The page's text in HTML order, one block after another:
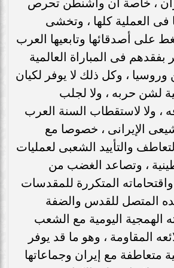
فى العملية كلها ، وتخشى
على أصدقائها وتابعيها العرب
فى المباراة العالمية
وروسيا ، وكل ذلك لا يوفر لكيان
لشن حربه ، ولا لجلب
، ولا لاستقطاب السنة العرب
الإيرانى ، خصوصا مع
والتأييد الشعبى لعمليات
، وتصاعد الغضب من
واقتحاماته المتكررة للمقدسات
المتصل للقدس والضفة
الهمجية اليومية مع الشعب
المقاومة ، وهو ما قد يوفر
متعاطفة مع إيران وجماعاتها